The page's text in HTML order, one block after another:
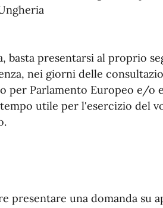
basta presentarsi al proprio
nei giorni delle
per Parlamento Europeo e/o
utile per l'esercizio del
una domanda su